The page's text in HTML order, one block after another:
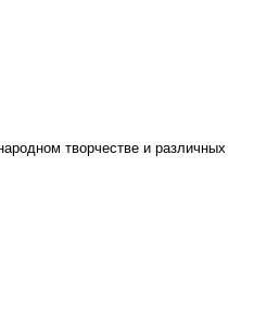
творчестве и различных